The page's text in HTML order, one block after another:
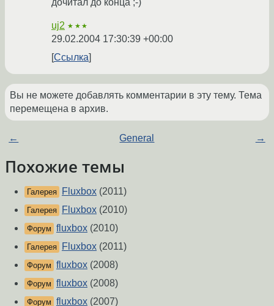
дочитал до конца ;-)
uj2 ★★★
29.02.2004 17:30:39 +00:00
Ссылка
Вы не можете добавлять комментарии в эту тему. Тема
перемещена в архив.
← General →
Похожие темы
Галерея Fluxbox (2011)
Галерея Fluxbox (2010)
Форум fluxbox (2010)
Галерея Fluxbox (2011)
Форум fluxbox (2008)
Форум fluxbox (2008)
Форум fluxbox (2007)